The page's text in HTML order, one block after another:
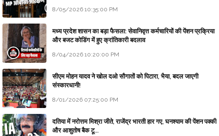
8/05/2026 10:35:00 PM
मध्य प्रदेश शासन का बड़ा फैसला: सेवानिवृत्त कर्मचारियों की पेंशन प्रक्रिया
और बजट कोडिंग में हुए क्रांतिकारी बदलाव
8/04/2026 10:20:00 PM
सीएम मोहन यादव ने खोल दओ सौगातों को पिटारा, भैया, बदल जाएगी
संस्कारधानी!
8/01/2026 07:25:00 PM
दतिया में नरोत्तम मिश्रा जीते, राजेंद्र भारती हार गए, घनश्याम की पेंशन पक्की
और आशुतोष बैक टू...